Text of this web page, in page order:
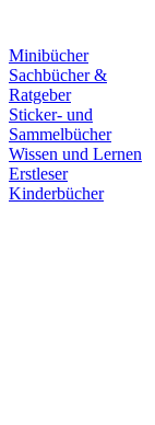
Minibücher
Sachbücher &
Ratgeber
Sticker- und
Sammelbücher
Wissen und Lernen
Erstleser
Kinderbücher